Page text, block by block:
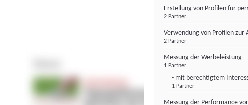
Erstellung von Profilen für
2 Partner
Verwendung von Profilen zur
2 Partner
Messung der Werbeleistung
1 Partner
- mit berechtigtem
1 Partner
Messung der Performance